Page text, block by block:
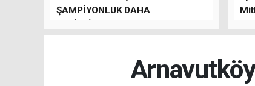
ŞAMPİYONLUK DAHA